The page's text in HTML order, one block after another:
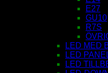
E27
GU10
R7S
LED MED
LED
LED